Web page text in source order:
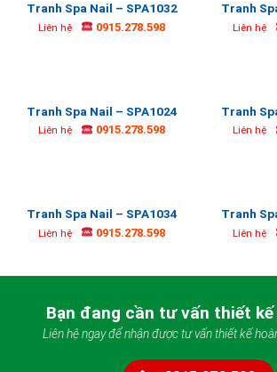
Tranh Spa Nail – SPA1032
Liên hệ 0915.278.598
Tranh
Liên hệ
Tranh Spa Nail – SPA1024
Liên hệ 0915.278.598
Tranh
Liên hệ
Tranh Spa Nail – SPA1034
Liên hệ 0915.278.598
Tranh
Liên hệ
Bạn đang cần tư vấn thiết
Liên hệ ngay để nhận được tư vấn thiết kế